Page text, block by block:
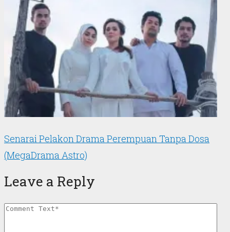
Senarai Pelakon Drama Perempuan Tanpa Dosa
(MegaDrama Astro)
Leave a Reply